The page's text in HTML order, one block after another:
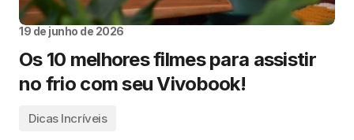
19 de junho de 2026
Os 10 melhores filmes para assistir
no frio com seu Vivobook!
Dicas Incríveis